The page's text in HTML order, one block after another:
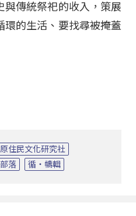
與傳統祭祀的收入，策展
環的生活、要找尋被掩蓋
住民文化研究社
落 循‧幬輯